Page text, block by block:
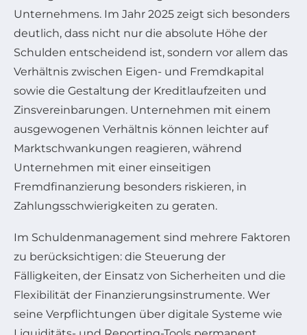
Unternehmens. Im Jahr 2025 zeigt sich besonders
deutlich, dass nicht nur die absolute Höhe der
Schulden entscheidend ist, sondern vor allem das
Verhältnis zwischen Eigen- und Fremdkapital
sowie die Gestaltung der Kreditlaufzeiten und
Zinsvereinbarungen. Unternehmen mit einem
ausgewogenen Verhältnis können leichter auf
Marktschwankungen reagieren, während
Unternehmen mit einer einseitigen
Fremdfinanzierung besonders riskieren, in
Zahlungsschwierigkeiten zu geraten.
Im Schuldenmanagement sind mehrere Faktoren
zu berücksichtigen: die Steuerung der
Fälligkeiten, der Einsatz von Sicherheiten und die
Flexibilität der Finanzierungsinstrumente. Wer
seine Verpflichtungen über digitale Systeme wie